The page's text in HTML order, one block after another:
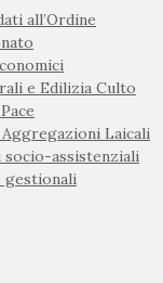
all’Ordine
e Edilizia Culto
Laicali
socio-assistenziali
gestionali